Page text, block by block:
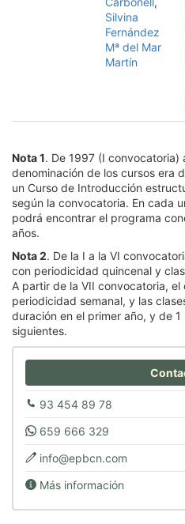
Silvina
Fernández
Mª del Mar
Martín
Nota 1. De 1997 (I convocatoria)
denominación de los cursos era
un Curso de Introducción
según la convocatoria. En cada
podrá encontrar el programa
años.
Nota 2. De la I a la VI
con periodicidad quincenal y
A partir de la VII convocatoria, el
periodicidad semanal, y las
duración en el primer año, y de
siguientes.
93 454 89 78
659 666 329
info@epbcn.com
Más información